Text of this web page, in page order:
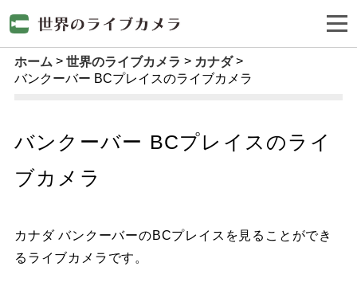
ホーム 世界のライブカメラ
カナダ
バンクーバー BCプレイスのライブカメラ
バンクーバー BCプレイスのライ
ブカメラ
カナダ バンクーバーのBCプレイスを見ることができ
るライブカメラです。